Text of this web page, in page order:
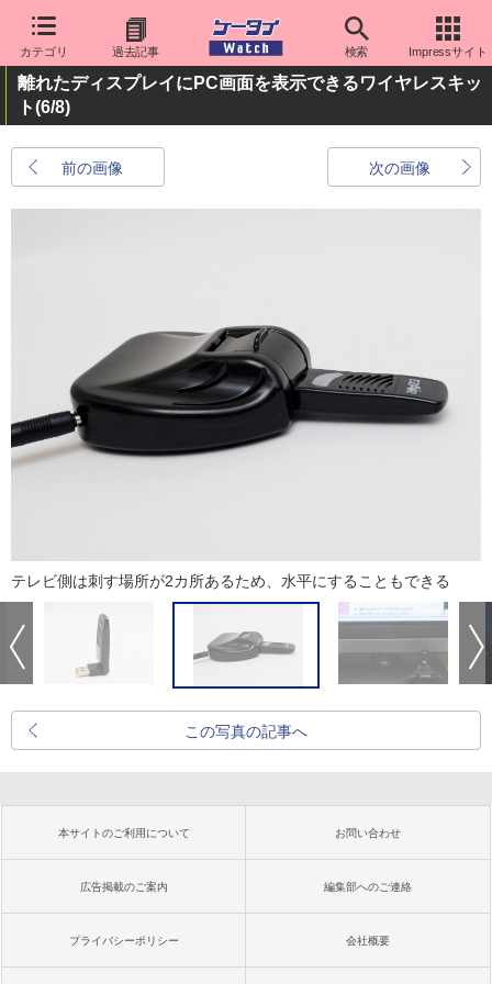
カテゴリ 過去記事 検索 Impressサイト
離れたディスプレイにPC画面を表示できるワイヤレスキッ
ト(6/8)
前の画像 次の画像
テレビ側は刺す場所が2カ所あるため、水平にすることもできる
この写真の記事へ
本サイトのご利用について お問い合わせ
広告掲載のご案内 編集部へのご連絡
プライバシーポリシー 会社概要